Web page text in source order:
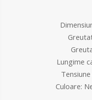
Lungime
Culoare: